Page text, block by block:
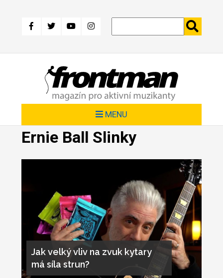
hlavnímu
MENU
Ernie Ball Slinky
Jak velký vliv na zvuk kytary
má síla strun?